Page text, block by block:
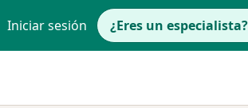
Iniciar sesión ¿Eres un especialista?